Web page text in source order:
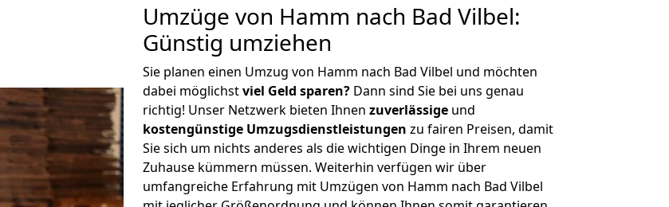
Umzüge von Hamm nach Bad Vilbel:
Günstig umziehen
Sie planen einen Umzug von Hamm nach Bad Vilbel und möchten
dabei möglichstviel Geld sparen? Dann sind Sie bei uns genau
richtig! Unser Netzwerk bieten Ihnen zuverlässige und
kostengünstige Umzugsdienstleistungen zu fairen Preisen, damit
Sie sich um nichts anderes als die wichtigen Dinge in Ihrem neuen
Zuhause kümmern müssen. Weiterhin verfügen wir über
umfangreiche Erfahrung mit Umzügen von Hamm nach Bad Vilbel